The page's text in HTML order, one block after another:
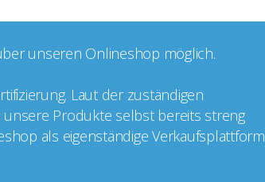
unseren Onlineshop möglich.
Laut der zuständigen
unsere Produkte selbst bereits streng
als eigenständige Verkaufsplattform